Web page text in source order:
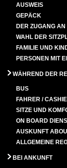
AUSWEIS
GEPÄCK
DER ZUGANG
WAHL DER
FAMILIE UND
PERSONEN MIT
WÄHREND DER
BUS
FAHRER /
SITZE UND
ON BOARD
AUSKUNFT
ALLGEMEINE
BEI ANKUNFT